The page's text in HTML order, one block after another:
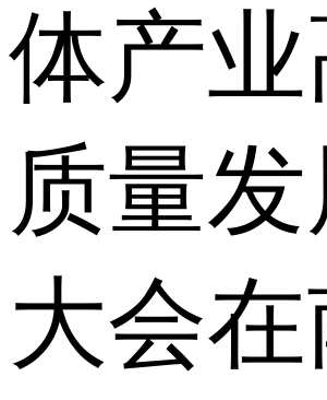
体产业
质量发
大会